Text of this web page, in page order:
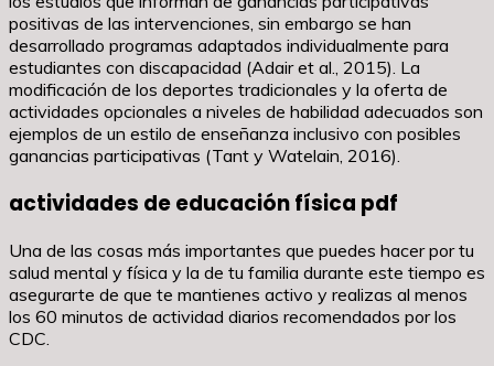
positivas de las intervenciones, sin embargo se han
desarrollado programas adaptados individualmente para
estudiantes con discapacidad (Adair et al., 2015). La
modificación de los deportes tradicionales y la oferta de
actividades opcionales a niveles de habilidad adecuados son
ejemplos de un estilo de enseñanza inclusivo con posibles
ganancias participativas (Tant y Watelain, 2016).
actividades de educación física pdf
Una de las cosas más importantes que puedes hacer por tu
salud mental y física y la de tu familia durante este tiempo es
asegurarte de que te mantienes activo y realizas al menos
los 60 minutos de actividad diarios recomendados por los
CDC.